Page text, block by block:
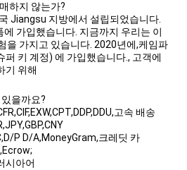
하지 않는가?
Jiangsu 지방에서 설립되었습니다.
가입했습니다. 지금까지 우리는 이
을 가지고 있습니다. 2020년에,케임파
퍼 키 계정) 에 가입했습니다., 고객에
기 위해
을까요?
고속 배송
P D/A,MoneyGram,크레딧 카
시아어